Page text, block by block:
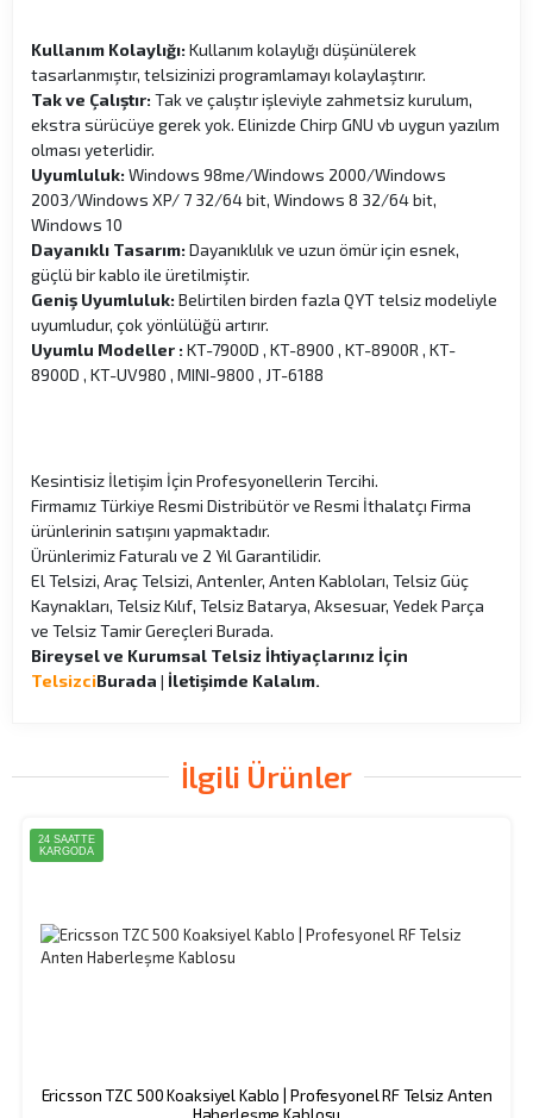
Kullanım Kolaylığı: Kullanım kolaylığı düşünülerek
tasarlanmıştır, telsizinizi programlamayı kolaylaştırır.
Tak ve Çalıştır: Tak ve çalıştır işleviyle zahmetsiz kurulum,
ekstra sürücüye gerek yok. Elinizde Chirp GNU vb uygun yazılım
olması yeterlidir.
Uyumluluk: Windows 98me/Windows 2000/Windows
2003/Windows XP/ 7 32/64 bit, Windows 8 32/64 bit,
Windows 10
Dayanıklı Tasarım: Dayanıklılık ve uzun ömür için esnek,
güçlü bir kablo ile üretilmiştir.
Geniş Uyumluluk: Belirtilen birden fazla QYT telsiz modeliyle
uyumludur, çok yönlülüğü artırır.
Uyumlu Modeller : KT-7900D , KT-8900 , KT-8900R , KT-
8900D , KT-UV980 , MINI-9800 , JT-6188
Kesintisiz İletişim İçin Profesyonellerin Tercihi.
Firmamız Türkiye Resmi Distribütör ve Resmi İthalatçı Firma
ürünlerinin satışını yapmaktadır.
Ürünlerimiz Faturalı ve 2 Yıl Garantilidir.
El Telsizi, Araç Telsizi, Antenler, Anten Kabloları, Telsiz Güç
Kaynakları, Telsiz Kılıf, Telsiz Batarya, Aksesuar, Yedek Parça
ve Telsiz Tamir Gereçleri Burada.
Bireysel ve Kurumsal Telsiz İhtiyaçlarınız İçin
TelsizciBurada | İletişimde Kalalım.
İlgili Ürünler
24 SAATTE
KARGODA
Ericsson TZC 500 Koaksiyel Kablo | Profesyonel RF Telsiz Anten